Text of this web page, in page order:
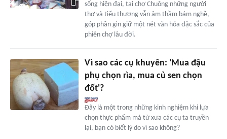
sống hiện đại, tại chợ Chuông những người
thợ và tiểu thương vẫn âm thầm bám nghề,
góp phần gìn giữ một nét văn hóa đặc sắc của
phiên chợ lâu đời.
Vì sao các cụ khuyên: 'Mua đậu
phụ chọn rìa, mua củ sen chọn
đốt'?
Đây là một trong những kinh nghiệm khi lựa
chọn thực phẩm mà từ xưa các cụ ta truyền
lại, bạn có biết lý do vì sao không?